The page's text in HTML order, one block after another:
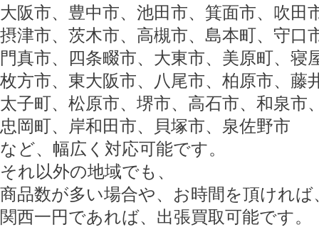
大阪市、豊中市、池田市、箕面市、吹田
摂津市、茨木市、高槻市、島本町、守口
門真市、四条畷市、大東市、美原町、寝
枚方市、東大阪市、八尾市、柏原市、藤
太子町、松原市、堺市、高石市、和泉市
忠岡町、岸和田市、貝塚市、泉佐野市
など、幅広く対応可能です。
それ以外の地域でも、
商品数が多い場合や、お時間を頂ければ
関西一円であれば、出張買取可能です。